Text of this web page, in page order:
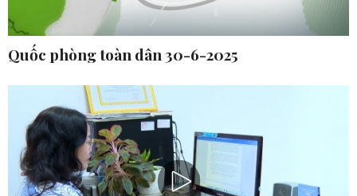
Quốc phòng toàn dân 30-6-2025